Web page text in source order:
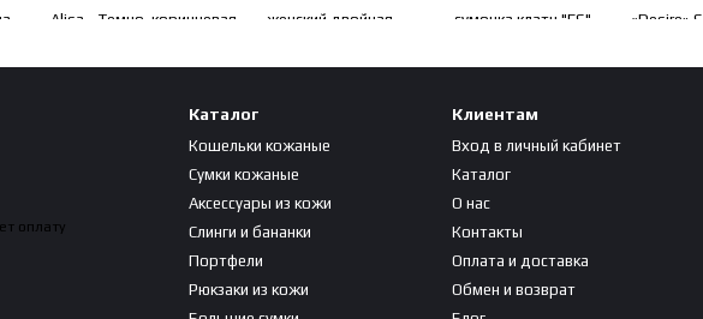
Каталог
Кошельки кожаные
Сумки кожаные
Аксессуары из кожи
Слинги и бананки
Портфели
Рюкзаки из кожи
Клиентам
Вход в личный кабинет
Каталог
О нас
Контакты
Оплата и доставка
Обмен и возврат